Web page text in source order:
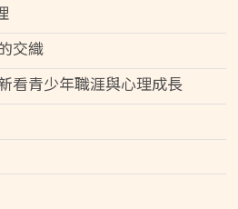
交織
看青少年職涯與心理成長